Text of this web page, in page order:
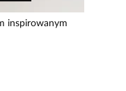
inspirowanym